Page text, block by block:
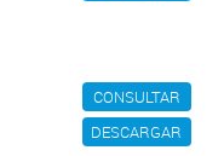
CONSULTAR
DESCARGAR